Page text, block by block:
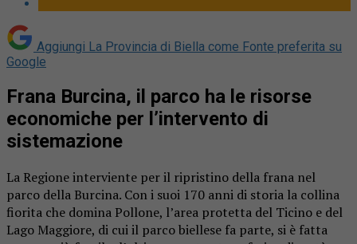
Aggiungi La Provincia di Biella come Fonte preferita su
Google
Frana Burcina, il parco ha le risorse
economiche per l’intervento di
sistemazione
La Regione interviente per il ripristino della frana nel
parco della Burcina. Con i suoi 170 anni di storia la collina
fiorita che domina Pollone, l’area protetta del Ticino e del
Lago Maggiore, di cui il parco biellese fa parte, si è fatta